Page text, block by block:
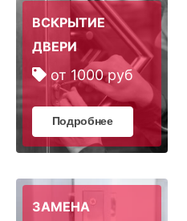
ВСКРЫТИЕ
ДВЕРИ
от 1000 руб
Подробнее
ЗАМЕНА